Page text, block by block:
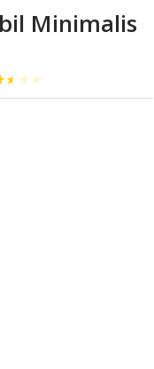
Minimalis
★★★